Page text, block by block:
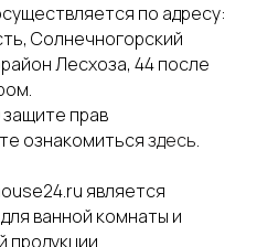
по адресу:
Солнечногорский
Лесхоза, 44 после
прав
ознакомитьсяздесь.
является
ванной комнаты и
продукции.